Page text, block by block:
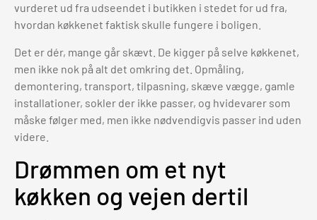
vurderet ud fra udseendet i butikken i stedet for ud fra,
hvordan køkkenet faktisk skulle fungere i boligen.
Det er dér, mange går skævt. De kigger på selve køkkenet,
men ikke nok på alt det omkring det. Opmåling,
demontering, transport, tilpasning, skæve vægge, gamle
installationer, sokler der ikke passer, og hvidevarer som
måske følger med, men ikke nødvendigvis passer ind uden
videre.
Drømmen om et nyt
køkken og vejen dertil